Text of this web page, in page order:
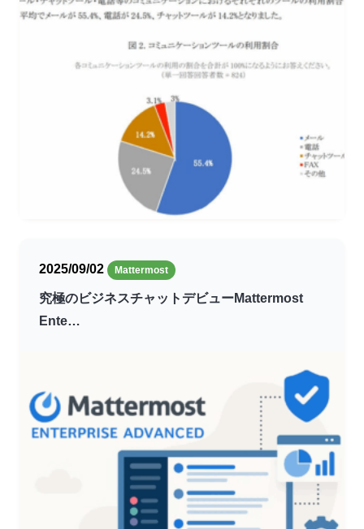
2025/09/02 Mattermost
究極のビジネスチャットデビューMattermost
Ente…